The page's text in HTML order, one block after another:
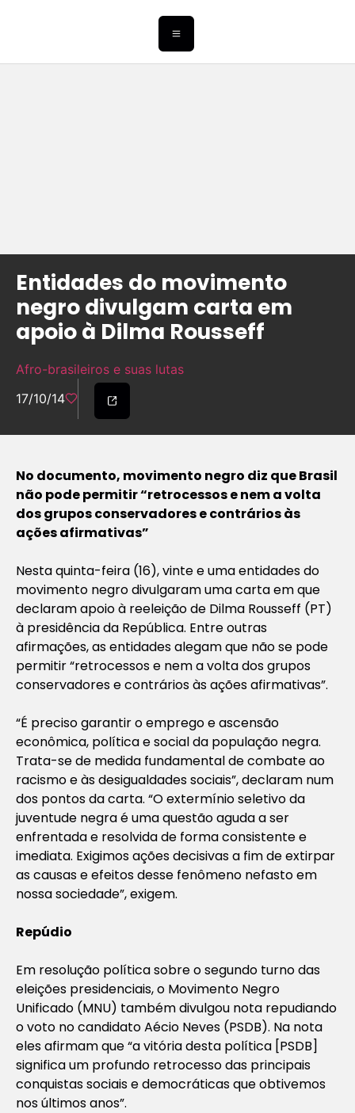
Entidades do movimento
negro divulgam carta em
apoio à Dilma Rousseff
Afro-brasileiros e suas lutas
17/10/14
No documento, movimento negro diz que Brasil
não pode permitir “retrocessos e nem a volta
dos grupos conservadores e contrários às
ações afirmativas”
Nesta quinta-feira (16), vinte e uma entidades do
movimento negro divulgaram uma carta em que
declaram apoio à reeleição de Dilma Rousseff (PT)
à presidência da República. Entre outras
afirmações, as entidades alegam que não se pode
permitir “retrocessos e nem a volta dos grupos
conservadores e contrários às ações afirmativas”.
“É preciso garantir o emprego e ascensão
econômica, política e social da população negra.
Trata-se de medida fundamental de combate ao
racismo e às desigualdades sociais”, declaram num
dos pontos da carta. “O extermínioseletivo da
juventude negra é uma questão aguda a ser
enfrentada e resolvida de forma consistente e
imediata. Exigimos ações decisivas a fim de extirpar
as causas e efeitos desse fenômeno nefasto em
nossa sociedade”, exigem.
Repúdio
Em resolução política sobre o segundo turno das
eleições presidenciais, o Movimento Negro
Unificado (MNU) também divulgou nota repudiando
o voto no candidato Aécio Neves (PSDB). Na nota
eles afirmam que “a vitória desta política [PSDB]
significa um profundo retrocesso das principais
conquistas sociais e democráticas que obtivemos
nos últimos anos”.